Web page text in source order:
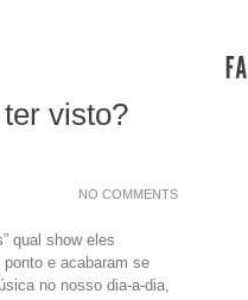
visto?
NO COMMENTS
qual show eles
e acabaram se
no nosso dia-a-dia,